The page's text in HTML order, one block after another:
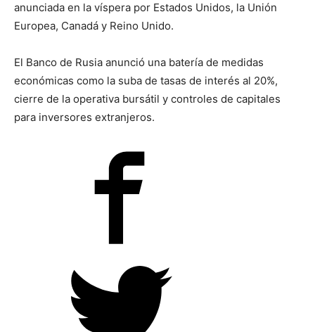
anunciada en la víspera por Estados Unidos, la Unión
Europea, Canadá y Reino Unido.
El Banco de Rusia anunció una batería de medidas
económicas como la suba de tasas de interés al 20%,
cierre de la operativa bursátil y controles de capitales
para inversores extranjeros.